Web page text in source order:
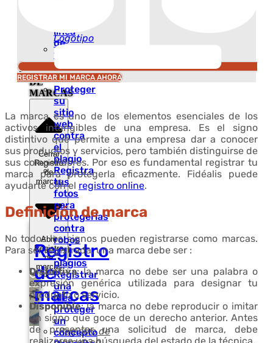
Logotipo
Proteja un
Diseño
REGISTRO
DE
MARCAS
Cerrar
Registro
de
marcas
Abrir
Registro
de
marcas
Registro
de
marcas
Registro de
línea
de
vídeos
y
películas
Proteger
su
sitio
web
contra
el
plagio
Registra
tus
fotos
para
protegerlas
contra
robos
o
plagios
Registrar
una
idea,
proteger
un
concepto
REGISTRAR MI MARCA AHORA
La marca es uno de los elementos esenciales de los
activos intangibles de una empresa. Es el signo
distintivo que permite a una empresa dar a conocer
sus productos y servicios, pero también distinguirse de
sus competidores. Por eso es fundamental registrar tu
marca para protegerla eficazmente. Fidéalis puede
ayudarte con el registro online.
Definición de marca
No todos los signos pueden registrarse como marcas.
Para ser registrada, una marca debe ser :
Distintiva: la marca no debe ser una palabra o
expresión genérica utilizada para designar tu
producto o servicio.
Disponible: la marca no debe reproducir o imitar
un signo que goce de un derecho anterior. Antes
de presentar una solicitud de marca, debe
realizarse una búsqueda del estado de la técnica.